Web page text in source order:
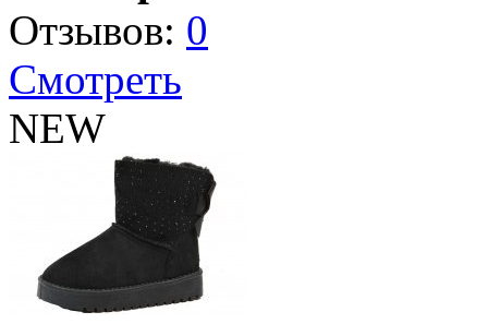
Отзывов: 0
Смотреть
NEW